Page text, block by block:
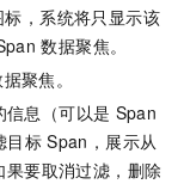
标，系统将只显示该
数据聚焦。
聚焦。
信息（可以是 Span
目标 Span，展示从
果要取消过滤，删除